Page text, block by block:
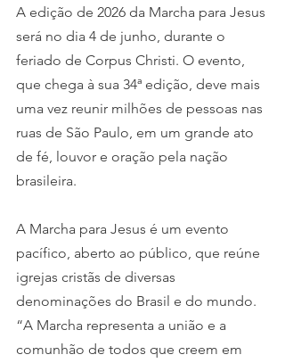
A edição de 2026 da Marcha para Jesus
será no dia 4 de junho, durante o
feriado de Corpus Christi. O evento,
que chega à sua 34ª edição, deve mais
uma vez reunir milhões de pessoas nas
ruas de São Paulo, em um grande ato
de fé, louvor e oração pela nação
brasileira.
A Marcha para Jesus é um evento
pacífico, aberto ao público, que reúne
igrejas cristãs de diversas
denominações do Brasil e do mundo.
“A Marcha representa a união e a
comunhão de todos que creem em